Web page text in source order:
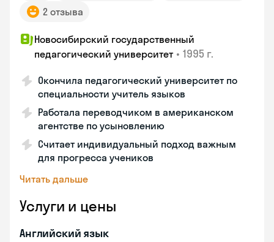
2 отзыва
Новосибирский государственный
педагогический университет • 1995 г.
Окончила педагогический университет по
специальности учитель языков
Работала переводчиком в американском
агентстве по усыновлению
Считает индивидуальный подход важным
для прогресса учеников
Читать дальше
Услуги и цены
Английский язык